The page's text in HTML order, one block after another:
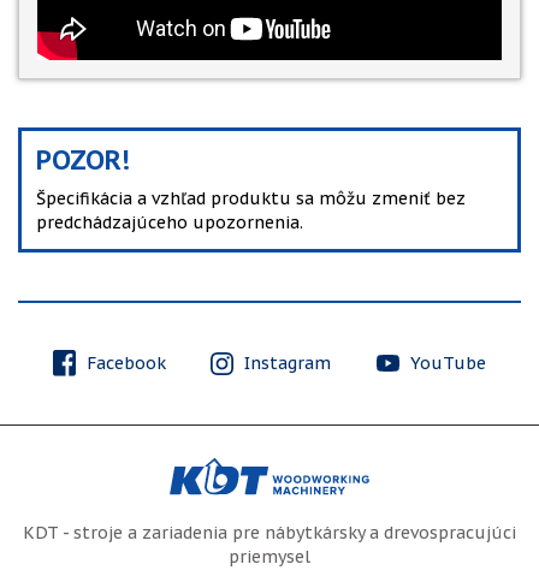
POZOR!
Špecifikácia a vzhľad produktu sa môžu zmeniť bez
predchádzajúceho upozornenia.
Facebook Instagram YouTube
KDT - stroje a zariadenia pre nábytkársky a drevospracujúci
priemysel